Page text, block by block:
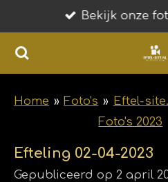
direct
naar
de
hoofdinhoud
Bekijk onze
Home » Foto's » Eftel-
Foto's 2023
Efteling 02-04-2023
Gepubliceerd op 2 april